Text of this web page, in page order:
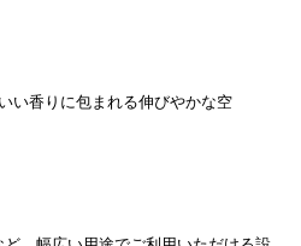
い香りに包まれる伸びやかな空